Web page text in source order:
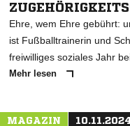
Ehre, wem Ehre gebührt:
ist Fußballtrainerin und
freiwilliges soziales Jahr
Mehr lesen
MAGAZIN